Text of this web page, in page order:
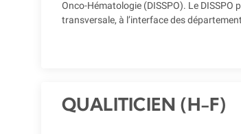
Onco-Hématologie (DISSPO). Le
transversale, à l’interface des
QUALITICIEN (H-F)